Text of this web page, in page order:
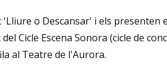
o Descansar' i els presenten
Cicle Escena Sonora (cicle de
al Teatre de l'Aurora.